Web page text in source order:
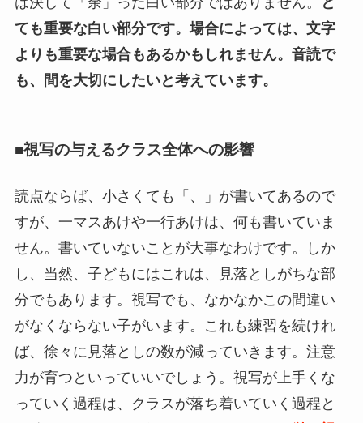
ても重要な白い部分です。場合によっては、文字
よりも重要な場合もあるかもしれません。音読で
も、間を大切にしたいと考えています。
■視写の与えるクラス全体への影響
読点ならば、小さくても「、」が書いてあるので
すが、一マスあけや一行あけは、何も書いていま
せん。書いていないことが大事なわけです。しか
し、当然、子どもにはこれは、見落としがちな部
分でもあります。視写でも、なかなかこの間違い
がなくならない子がいます。これも練習を続けれ
ば、徐々に見落としの数が減っていきます。注意
力が育つといっていいでしょう。視写が上手くな
っていく過程は、クラスが落ち着いていく過程と